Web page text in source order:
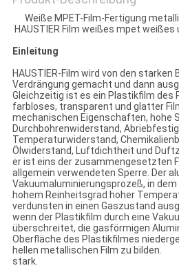
Weiße MPET-Film-Fertigung
HAUSTIER Film weißes mpet
Einleitung
HAUSTIER-Film wird von den starken
Verdrängung gemacht und dann
Gleichzeitig ist es ein Plastikfilm des
farbloses, transparent und glatter
mechanischen Eigenschaften, hohe
Durchbohrenwiderstand,
Temperaturwiderstand,
Ölwiderstand, Luftdichtheit und
er ist eins der zusammengesetzten
allgemein verwendeten Sperre. Der
Vakuumaluminierungsprozeß, in
hohem Reinheitsgrad hoher
verdunsten in einen Gaszustand
wenn der Plastikfilm durch eine
überschreitet, die gasförmigen
Oberfläche des Plastikfilmes
hellen metallischen Film zu bilden.
stark.